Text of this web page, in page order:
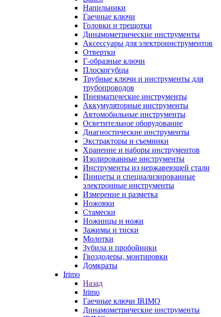
Напильники
Гаечные ключи
Головки и трещотки
Динамометрические инструменты
Аксессуары для электроинструментов
Отвертки
Г-образные ключи
Плоскогубцы
Трубные ключи и инструменты для
трубопроводов
Пневматические инструменты
Аккумуляторные инструменты
Автомобильные инструменты
Осветительное оборудование
Диагностические инструменты
Экстракторы и съемники
Хранение и наборы инструментов
Изолированные инструменты
Инструменты из нержавеющей стали
Пинцеты и специализированные
электронные инструменты
Измерение и разметка
Ножовки
Стамески
Ножницы и ножи
Зажимы и тиски
Молотки
Зубила и пробойники
Гвоздодеры, монтировки
Домкраты
Irimo
Назад
Irimo
Гаечные ключи IRIMO
Динамометрические инструменты